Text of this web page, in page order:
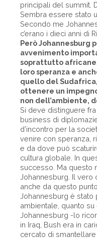
principali del summit.
Sembra essere stato
Secondo me
c’erano i dieci anni di
Però Johannesburg
avvenimento
soprattutto
loro speranza e
quello del
ottenere un
non dell’ambiente,
Si deve distinguere
business di
d’incontro per la
venire con speranza,
e da dove può
cultura globale. In
successo. Ma questo
Johannesburg. Il vero
anche da questo
Johannesburg è stato
ambientale, quanto
Johannesburg -lo
in Iraq, Bush era in
cercato di smantellare